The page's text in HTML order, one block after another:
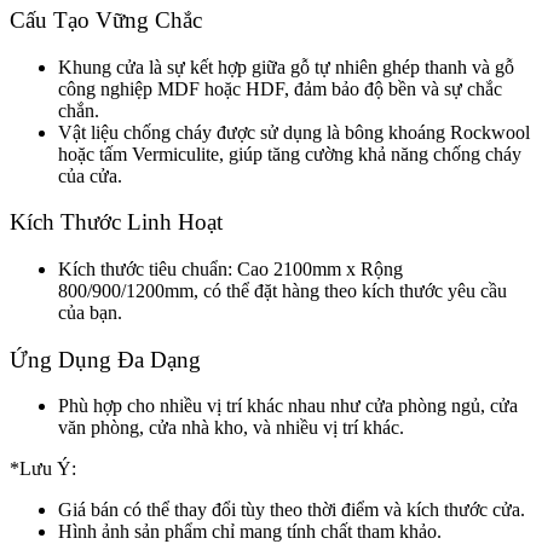
Giới thiệu công ty
Cấu Tạo Vững Chắc
Khung cửa là sự kết hợp giữa gỗ tự nhiên ghép thanh và gỗ
công nghiệp MDF hoặc HDF, đảm bảo độ bền và sự chắc
chắn.
Vật liệu chống cháy được sử dụng là bông khoáng Rockwool
hoặc tấm Vermiculite, giúp tăng cường khả năng chống cháy
của cửa.
Kích Thước Linh Hoạt
Kích thước tiêu chuẩn: Cao 2100mm x Rộng
800/900/1200mm, có thể đặt hàng theo kích thước yêu cầu
của bạn.
Ứng Dụng Đa Dạng
Phù hợp cho nhiều vị trí khác nhau như cửa phòng ngủ, cửa
văn phòng, cửa nhà kho, và nhiều vị trí khác.
*Lưu Ý:
Giá bán có thể thay đổi tùy theo thời điểm và kích thước cửa.
Hình ảnh sản phẩm chỉ mang tính chất tham khảo.